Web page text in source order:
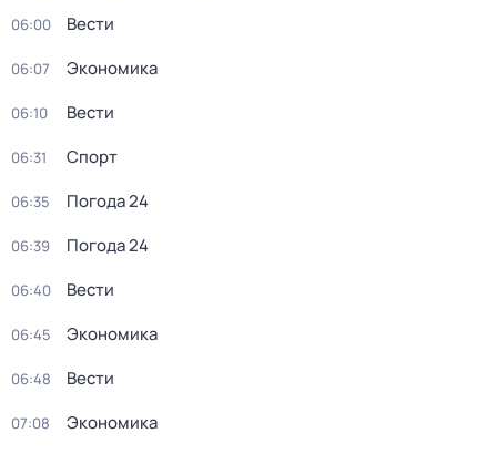
06:00 Вести
06:07 Экономика
06:10 Вести
06:31 Спорт
06:35 Погода 24
06:39 Погода 24
06:40 Вести
06:45 Экономика
06:48 Вести
07:08 Экономика